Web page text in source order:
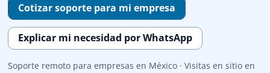
Cotizar soporte para mi empresa
Explicar mi necesidad por WhatsApp
Soporte remoto para empresas en México · Visitas en sitio en